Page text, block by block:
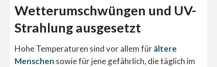
Wetterumschwüngen und UV-
Strahlung ausgesetzt
Hohe Temperaturen sind vor allem fürältere
Menschen sowie für jene gefährlich, die täglich im